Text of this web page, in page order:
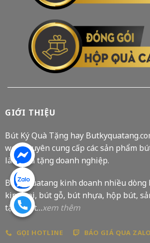
GIỚI THIỆU
Bút Ký Quà Tặng hay
web chuyên cung cấp các sản phẩm
làm quà tặng doanh nghiệp.
Butkyquatang kinh doanh nhiều
kim loại, bút gỗ, bút nhựa, hộp bút,
tặng bút…xem thêm
GỌI HOTLINE BÁO GIÁ QUA ZALO